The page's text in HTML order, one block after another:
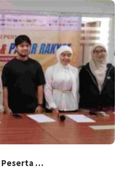
Peserta …